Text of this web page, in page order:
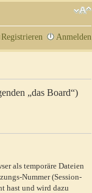
Registrieren Anmelden
„das Board“)
als temporäre Dateien
Nummer (Session-
hast und wird dazu